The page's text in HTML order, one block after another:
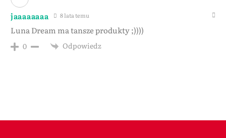
jaaaaaaaa 8 lata temu
Luna Dream ma tansze produkty ;))))
0 Odpowiedz